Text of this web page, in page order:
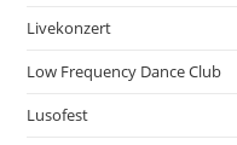
Livekonzert
Low Frequency Dance Club
Lusofest